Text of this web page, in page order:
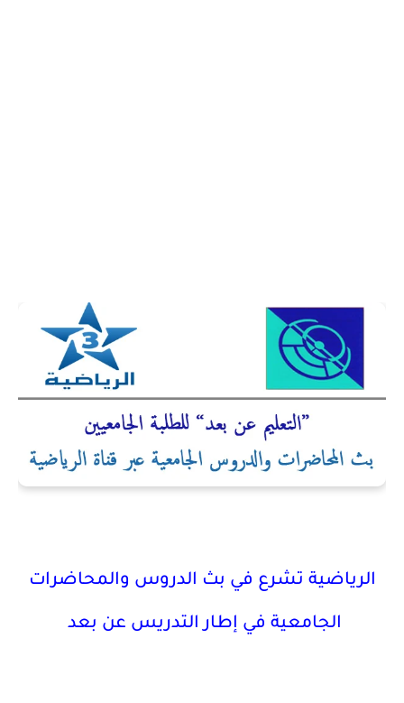
الرياضية تشرع في بث الدروس والمحاضرات
الجامعية في إطار التدريس عن بعد